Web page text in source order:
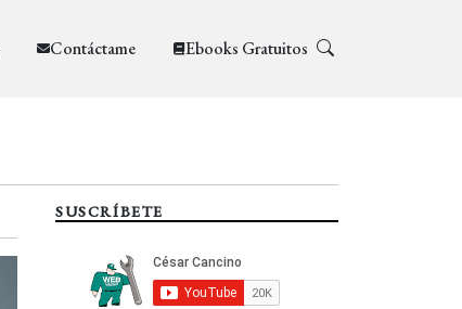
Contáctame Ebooks Gratuitos
SUSCRÍBETE